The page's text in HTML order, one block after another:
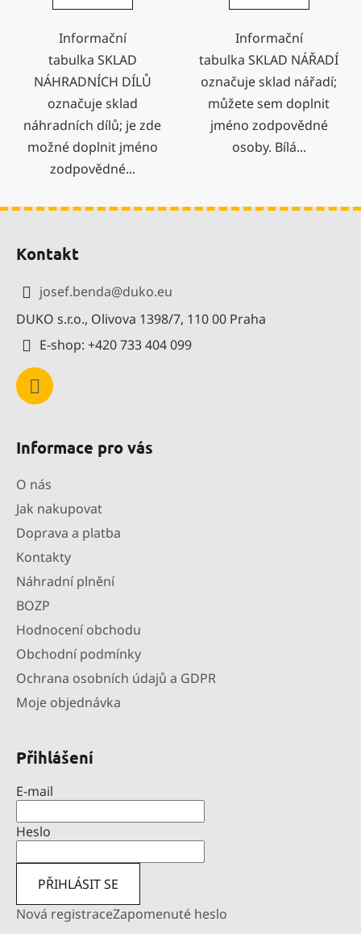
Informační
tabulka SKLAD
NÁHRADNÍCH DÍLŮ
označuje sklad
náhradních dílů; je zde
možné doplnit jméno
zodpovědné...
Informační
tabulka SKLAD NÁŘADÍ
označuje sklad nářadí;
můžete sem doplnit
jméno zodpovědné
osoby. Bílá...
Kontakt
josef.benda@duko.eu
DUKO s.r.o., Olivova 1398/7, 110 00 Praha
E-shop: +420 733 404 099
Informace pro vás
O nás
Jak nakupovat
Doprava a platba
Kontakty
Náhradní plnění
BOZP
Hodnocení obchodu
Obchodní podmínky
Ochrana osobních údajů a GDPR
Moje objednávka
Přihlášení
E-mail
Heslo
PŘIHLÁSIT SE
Nová registraceZapomenuté heslo